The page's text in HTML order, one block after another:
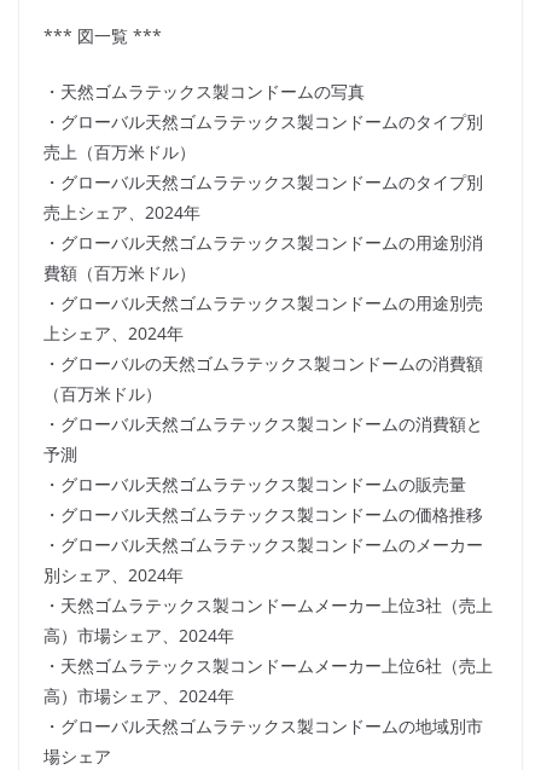
*** 図一覧 ***
・天然ゴムラテックス製コンドームの写真
・グローバル天然ゴムラテックス製コンドームのタイプ別
売上（百万米ドル）
・グローバル天然ゴムラテックス製コンドームのタイプ別
売上シェア、2024年
・グローバル天然ゴムラテックス製コンドームの用途別消
費額（百万米ドル）
・グローバル天然ゴムラテックス製コンドームの用途別売
上シェア、2024年
・グローバルの天然ゴムラテックス製コンドームの消費額
（百万米ドル）
・グローバル天然ゴムラテックス製コンドームの消費額と
予測
・グローバル天然ゴムラテックス製コンドームの販売量
・グローバル天然ゴムラテックス製コンドームの価格推移
・グローバル天然ゴムラテックス製コンドームのメーカー
別シェア、2024年
・天然ゴムラテックス製コンドームメーカー上位3社（売上
高）市場シェア、2024年
・天然ゴムラテックス製コンドームメーカー上位6社（売上
高）市場シェア、2024年
・グローバル天然ゴムラテックス製コンドームの地域別市
場シェア